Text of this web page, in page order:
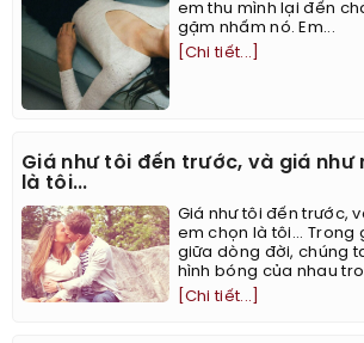
em thu mình lại đến
gặm nhấm nó. Em...
[Chi tiết...]
Giá như tôi đến trước, và giá như
là tôi...
Giá như tôi đến trước,
em chọn là tôi... Trong
giữa dòng đời, chúng
hình bóng của nhau
[Chi tiết...]